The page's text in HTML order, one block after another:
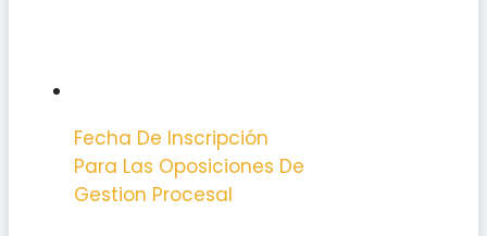
Fecha De Inscripción
Para Las Oposiciones De
Gestion Procesal